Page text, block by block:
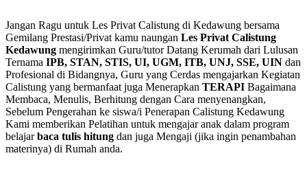
Jangan Ragu untuk Les Privat Calistung di Kedawung bersama
Gemilang Prestasi/Privat kamu naungan Les Privat Calistung
Kedawung mengirimkan Guru/tutor Datang Kerumah dari Lulusan
Ternama IPB, STAN, STIS, UI, UGM, ITB, UNJ, SSE, UIN dan
Profesional di Bidangnya, Guru yang Cerdas mengajarkan Kegiatan
Calistung yang bermanfaat juga Menerapkan TERAPI Bagaimana
Membaca, Menulis, Berhitung dengan Cara menyenangkan,
Sebelum Pengerahan ke siswa/i Penerapan Calistung Kedawung
Kami memberikan Pelatihan untuk mengajar anak dalam program
belajarbaca tulis hitung dan juga Mengaji (jika ingin penambahan
materinya) di Rumah anda.